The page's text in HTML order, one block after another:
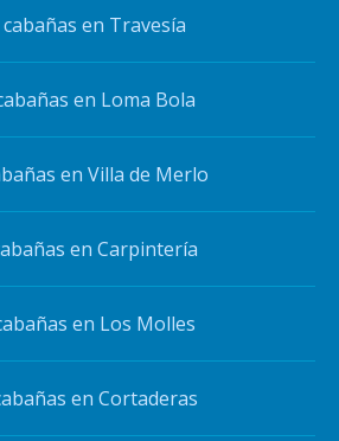
en Travesía
en Loma Bola
en Villa de Merlo
en Carpintería
en Los Molles
en Cortaderas